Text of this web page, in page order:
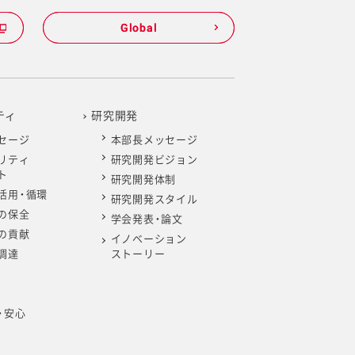
針）
針）
針）
針）
）
）
Global
Global
ィ
ージ
ティ
用・循環
保全
貢献
達
安心
研究開発
本部長メッセージ
研究開発ビジョン
研究開発体制
研究開発スタイル
学会発表・論文
イノベーション
ストーリー